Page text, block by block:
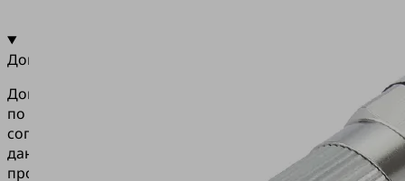
Документация
Документация
по
согласованию
данного
продукта